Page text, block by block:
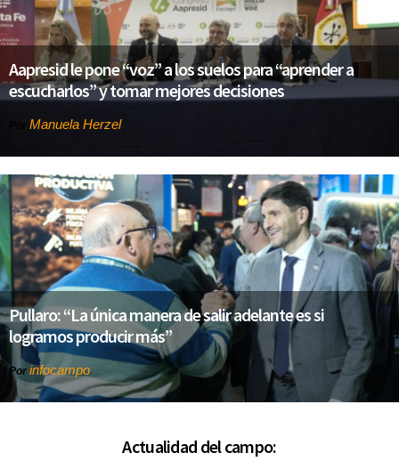
Aapresid le pone “voz” a los suelos para “aprender a
escucharlos” y tomar mejores decisiones
Manuela Herzel
Pullaro: “La única manera de salir adelante es si
logramos producir más”
Por infocampo
Actualidad del campo: